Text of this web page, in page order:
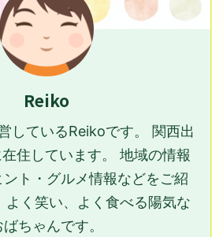
Reiko
しているReikoです。 関西出
住しています。 地域の情報
ト・グルメ情報などをご紹
よく笑い、よく食べる陽気な
ばちゃんです。